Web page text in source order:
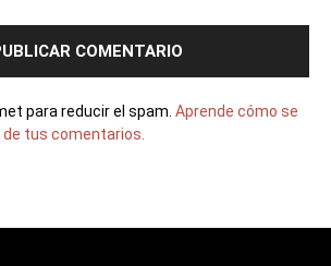
para reducir el spam. Aprende cómo se
tus comentarios.